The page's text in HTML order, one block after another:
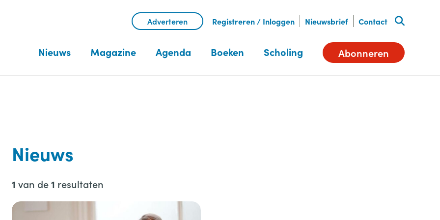
Adverteren Registreren / Inloggen Nieuwsbrief Contact
Nieuws Magazine Agenda Boeken Scholing Abonneren
Nieuws
1 van de1 resultaten